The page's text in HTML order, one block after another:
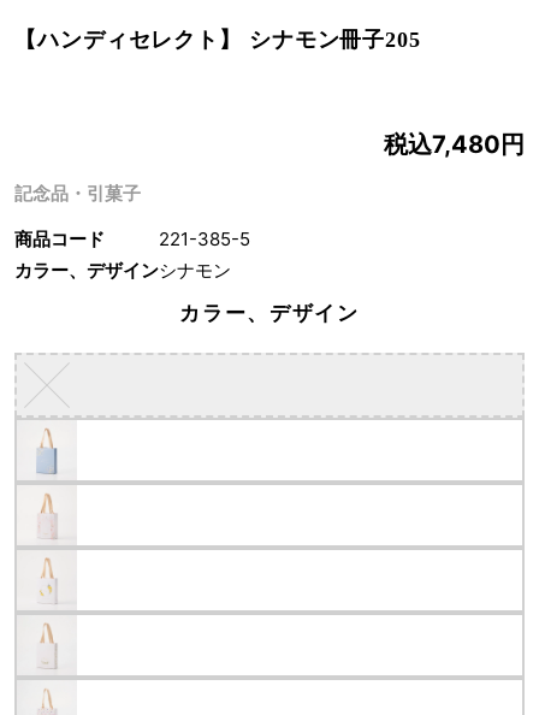
【ハンディセレクト】 シナモン冊子205
記念品・引菓子
税込7,480円
商品コード
221-385-5
カラー、デザインシナモン
カラー、デザイン